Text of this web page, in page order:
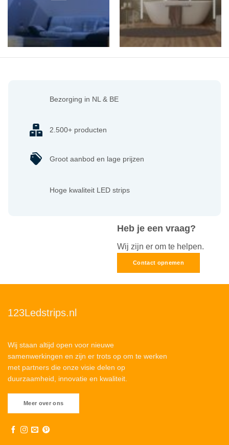
Heb je een vraag?
Wij zijn er om te helpen.
Contact opnemen
Bezorging in NL & BE
2.500+ producten
Groot aanbod en lage prijzen
Hoge kwaliteit LED strips
123Ledstrips.nl
Wij staan altijd open voor nieuwe
samenwerkingen en zijn er trots op om te werken
met partners die onze visie delen op
duurzaamheid, innovatie en kwaliteit.
Meer over ons